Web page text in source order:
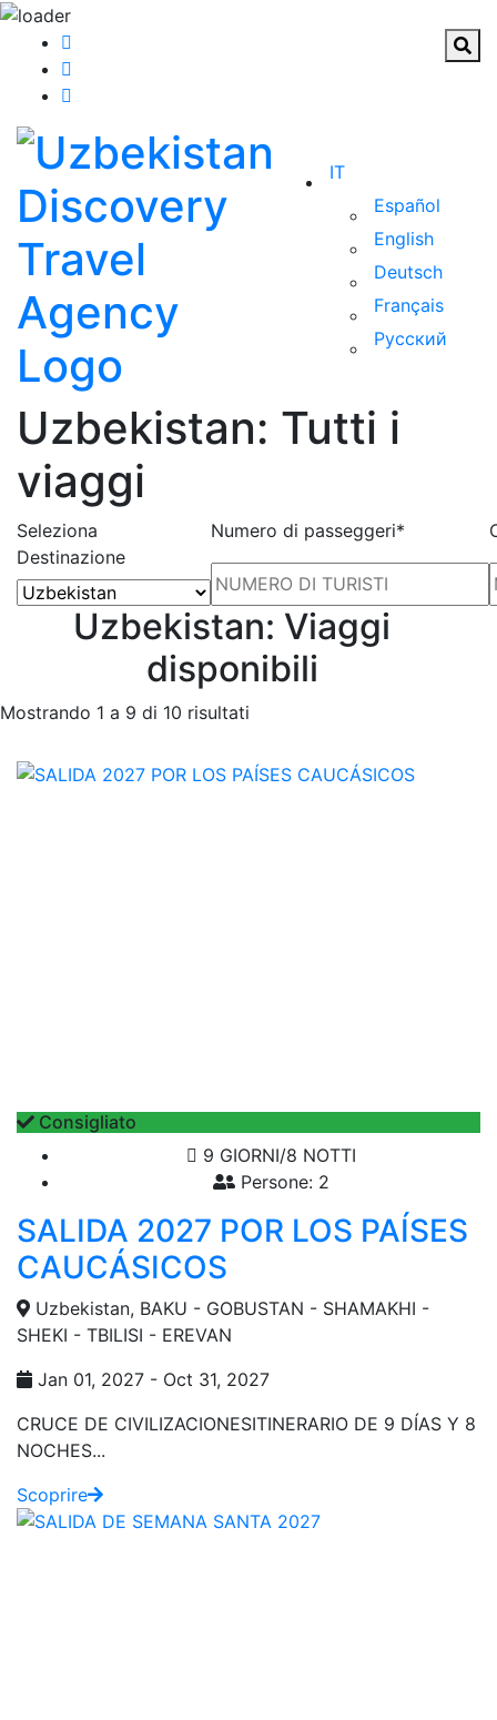
IT
Español
English
Deutsch
Français
Русский
Uzbekistan: Tutti i
viaggi
Seleziona
Destinazione
Numero di passeggeri*
Uzbekistan: Viaggi
disponibili
Mostrando 1 a 9 di 10 risultati
Consigliato
9 GIORNI/8 NOTTI
Persone: 2
SALIDA 2027 POR LOS PAÍSES
CAUCÁSICOS
Uzbekistan, BAKU - GOBUSTAN - SHAMAKHI -
SHEKI - TBILISI - EREVAN
Jan 01, 2027 - Oct 31, 2027
CRUCE DE CIVILIZACIONESITINERARIO DE 9 DÍAS Y 8
NOCHES...
Scoprire